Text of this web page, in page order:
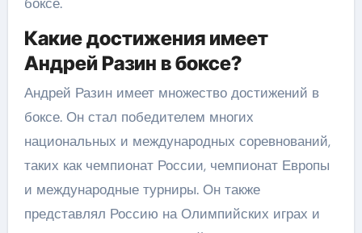
Какие достижения имеет
Андрей Разин в боксе?
Андрей Разин имеет множество достижений в
боксе. Он стал победителем многих
национальных и международных соревнований,
таких как чемпионат России, чемпионат Европы
и международные турниры. Он также
представлял Россию на Олимпийских играх и